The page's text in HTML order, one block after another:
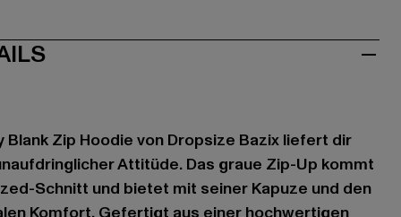
Blank Zip Hoodie von Dropsize Bazix liefert dir
Attitüde. Das graue Zip-Up kommt
Schnitt und bietet mit seiner Kapuze und den